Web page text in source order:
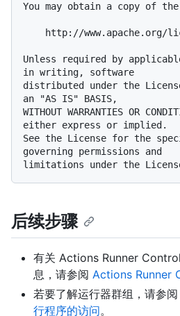
You may obtain a copy of
Unless required by
in writing, software
distributed under the
an "AS IS" BASIS,
WITHOUT WARRANTIES OR
either express or implied.
See the License for the
governing permissions and
后续步骤
有关 Actions Runner
息，请参阅 Actions Runner
若要了解运行器群组，请参阅
行程序的访问。